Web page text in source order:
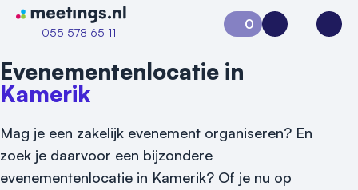
Naar home van Meetings
055 578 65 11
0
Aanvraag 0Inloggen
Evenementenlocatie in
Kamerik
Mag je een zakelijk evenement organiseren? En
zoek je daarvoor een bijzondere
evenementenlocatie in Kamerik? Of je nu op